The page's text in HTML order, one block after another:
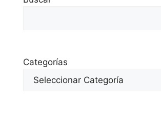
Categorías